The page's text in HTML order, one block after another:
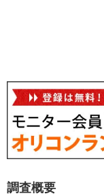
調査概要